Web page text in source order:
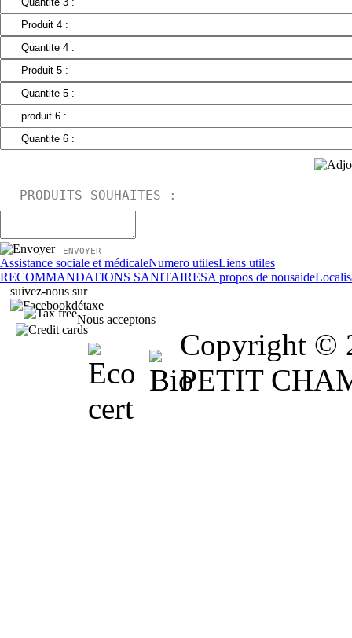
PRODUITS SOUHAITES :
ENVOYER
Assistance sociale et médicaleNumero utilesLiens utiles
RECOMMANDATIONS SANITAIRESA propos de nousaide
suivez-nous sur
détaxe
Nous acceptons
Copyright ©
PETIT